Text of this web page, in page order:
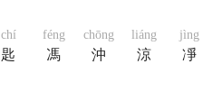
chí
匙
féng
馮
chōng
沖
liáng
涼
jìng
凈